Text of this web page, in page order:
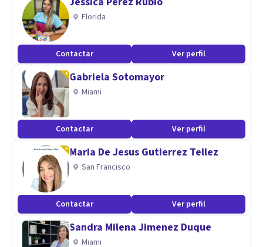
Florida
Contactar Ver perfil
Gabriela Sotomayor
Miami
Contactar Ver perfil
Maria De Jesus Gutierrez Tellez
San Francisco
Contactar Ver perfil
Sandra Milena Jimenez Duque
Miami